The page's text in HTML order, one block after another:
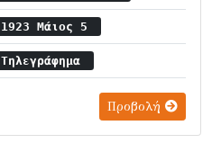
1923 Μάιος 5
Τηλεγράφημα
Προβολή